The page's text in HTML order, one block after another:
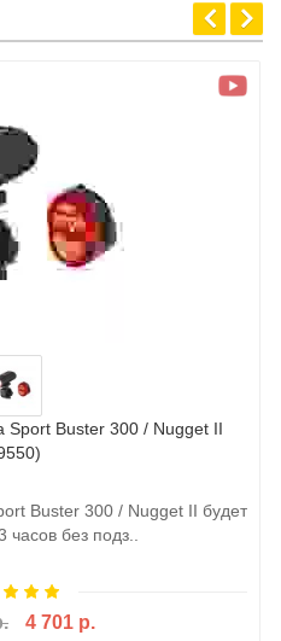
Sport Buster 300 / Nugget II
Buster 300 / Nugget II будет
без подз..
4 701 р.